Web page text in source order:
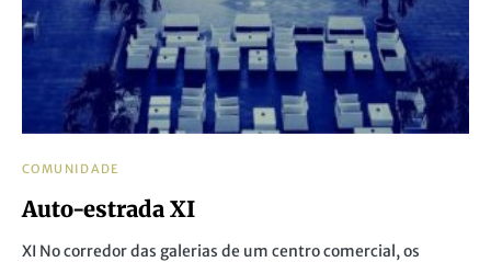
COMUNIDADE
Auto-estrada XI
XI No corredor das galerias de um centro comercial, os